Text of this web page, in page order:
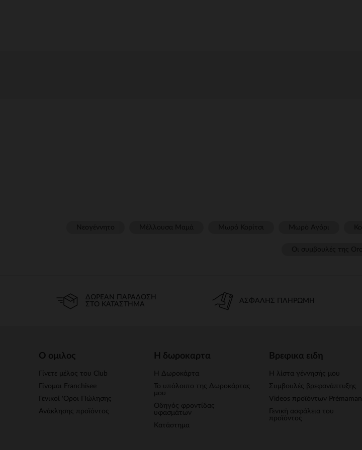
ΔΩΡΕΆΝ ΠΑΡΆΔΟΣΗ
ΣΤΟ ΚΑΤΆΣΤΗΜΑ
ΑΣΦΑΛΉΣ ΠΛΗΡΩΜΉ
Ο ομιλος
Γίνετε μέλος του Club
Γίνομαι Franchisee
Γενικοί 'Οροι Πώλησης
Ανάκλησης προϊόντος
Η δωροκαρτα
Η Δωροκάρτα
Το υπόλοιπο της Δωροκάρτας
μου
Οδηγός φροντίδας
υφασμάτων
Κατάστημα
Βρεφικα ειδη
Η λίστα γέννησής μου
Συμβουλές βρεφανάπτυξης
Videos προϊόντων Prémaman
Γενική ασφάλεια του
προϊόντος